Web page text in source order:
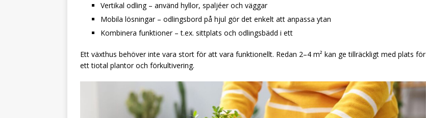
Vertikal odling – använd hyllor, spaljéer och väggar
Mobila lösningar – odlingsbord på hjul gör det enkelt att anpassa ytan
Kombinera funktioner – t.ex. sittplats och odlingsbädd i ett
Ett växthus behöver inte vara stort för att vara funktionellt. Redan 2–4 m² kan ge tillräckligt med plats för
ett tiotal plantor och förkultivering.